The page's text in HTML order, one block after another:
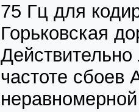
75 Гц для
Горьковская
частоте сбоев